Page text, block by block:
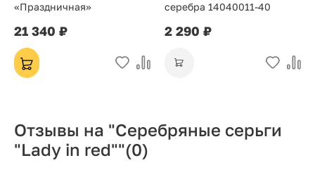
«Праздничная»
21 340 ₽
серебра 14040011-40
2 290 ₽
Отзывы на "Серебряные серьги
"Lady in red""(0)